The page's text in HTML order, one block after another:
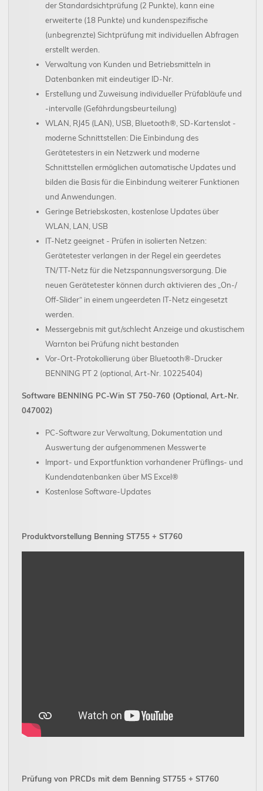
der Standardsichtprüfung (2 Punkte), kann eine
erweiterte (18 Punkte) und kundenspezifische
(unbegrenzte) Sichtprüfung mit individuellen Abfragen
erstellt werden.
Verwaltung von Kunden und Betriebsmitteln in
Datenbanken mit eindeutiger ID-Nr.
Erstellung und Zuweisung individueller Prüfabläufe und
-intervalle (Gefährdungsbeurteilung)
WLAN, RJ45 (LAN), USB, Bluetooth®, SD-Kartenslot -
moderne Schnittstellen: Die Einbindung des
Gerätetesters in ein Netzwerk und moderne
Schnittstellen ermöglichen automatische Updates und
bilden die Basis für die Einbindung weiterer Funktionen
und Anwendungen.
Geringe Betriebskosten, kostenlose Updates über
WLAN, LAN, USB
IT-Netz geeignet - Prüfen in isolierten Netzen:
Gerätetester verlangen in der Regel ein geerdetes
TN/TT-Netz für die Netzspannungsversorgung. Die
neuen Gerätetester können durch aktivieren des „On-/
Off-Slider“ in einem ungeerdeten IT-Netz eingesetzt
werden.
Messergebnis mit gut/schlecht Anzeige und akustischem
Warnton bei Prüfung nicht bestanden
Vor-Ort-Protokollierung über Bluetooth®-Drucker
BENNING PT 2 (optional, Art-Nr. 10225404)
Software BENNING PC-Win ST 750-760 (Optional, Art.-Nr.
047002)
PC-Software zur Verwaltung, Dokumentation und
Auswertung der aufgenommenen Messwerte
Import- und Exportfunktion vorhandener Prüflings- und
Kundendatenbanken über MS Excel®
Kostenlose Software-Updates
Produktvorstellung Benning ST755 + ST760
Prüfung von PRCDs mit dem Benning ST755 + ST760